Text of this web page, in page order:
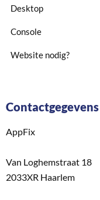
Desktop
Console
Website nodig?
Contactgegevens
AppFix
Van Loghemstraat 18
2033XR Haarlem